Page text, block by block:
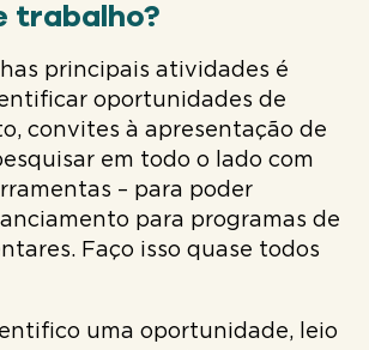
trabalho?
principais atividades é
oportunidades de
convites à apresentação de
em todo o lado com
– para poder
para programas de
Faço isso quase todos
uma oportunidade, leio